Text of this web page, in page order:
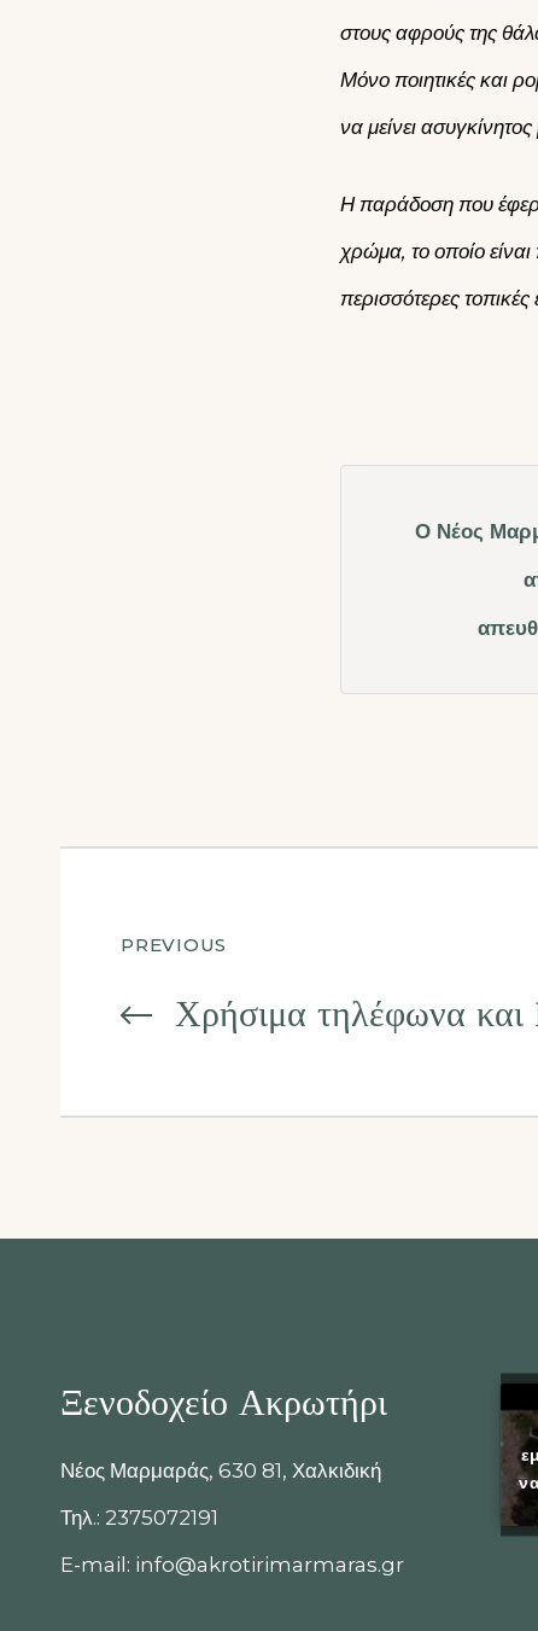
στους αφρούς της
Μόνο ποιητικές και
να μείνει
Η παράδοση που
χρώμα, το οποίο
περισσότερες τοπικές
Ο Νέος
Πλοήγηση
άρθρων
PREVIOUS
Χρήσιμα τηλέφωνα
Ξενοδοχείο Ακρωτήρι
Νέος Μαρμαράς, 630 81, Χαλκιδική
Τηλ.: 2375072191
E-mail: info@akrotirimarmaras.gr